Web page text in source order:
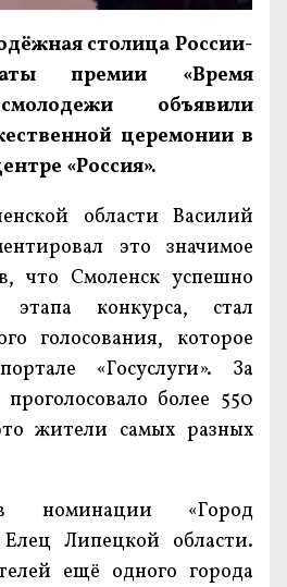
столица России-
премии «Время
объявили
церемонии в
«Россия».
области Василий
это значимое
что Смоленск успешно
конкурса, стал
голосования, которое
«Госуслуги». За
более 550
жители самых разных
номинации «Город
Липецкой области.
ещё одного города